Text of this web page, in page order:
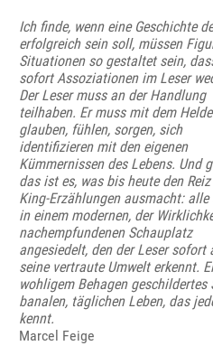
Ich finde, wenn eine Geschichte
erfolgreich sein soll, müssen
Situationen so gestaltet sein,
sofort Assoziationen im Leser
Der Leser muss an der Handlung
teilhaben. Er muss mit dem
glauben, fühlen, sorgen, sich
identifizieren mit den eigenen
Kümmernissen des Lebens. Und
das ist es, was bis heute den
King-Erzählungen ausmacht: alle
in einem modernen, der
nachempfundenen Schauplatz
angesiedelt, den der Leser sofort
seine vertraute Umwelt erkennt.
wohligem Behagen geschildertes
banalen, täglichen Leben, das
kennt.
Marcel Feige